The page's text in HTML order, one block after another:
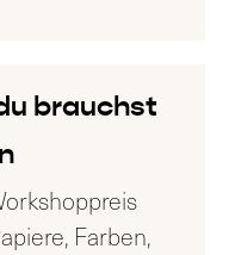
brauchst
Farben,